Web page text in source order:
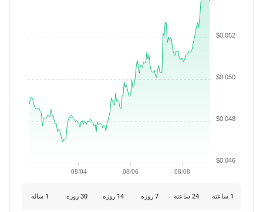
08/04 08/06 08/08
$0.046
$0.048
$0.050
$0.052
1 ساعته 24 ساعته 7 روزه 14 روزه 30 روزه 1 ساله